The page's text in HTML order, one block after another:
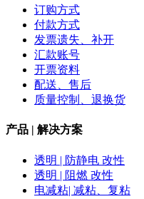
订购方式
付款方式
发票遗失、补开
汇款账号
开票资料
配送、售后
质量控制、退换货
产品 | 解决方案
透明 | 防静电 改性
透明 | 阻燃 改性
电减粘| 减粘、复粘